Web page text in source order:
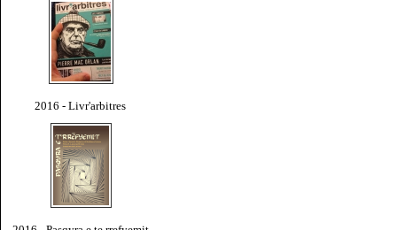
2016 - Livr'arbitres